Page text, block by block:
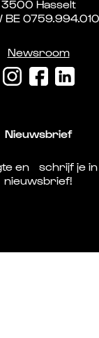
3500 Hasselt
BE 0759.994.010
Newsroom
Nieuwsbrief
en schrijf je
nieuwsbrief!